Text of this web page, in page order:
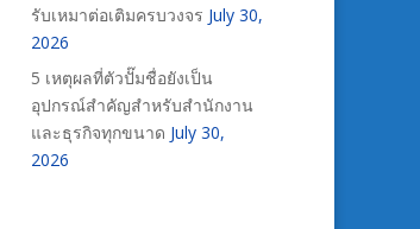
รับเหมาต่อเติมครบวงจร July 30,
2026
5 เหตุผลที่ตัวปั๊มชื่อยังเป็น
อุปกรณ์สำคัญสำหรับสำนักงาน
และธุรกิจทุกขนาด July 30,
2026